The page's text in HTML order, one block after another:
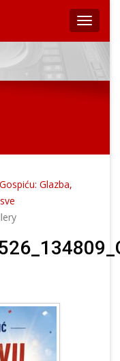
Glazba,